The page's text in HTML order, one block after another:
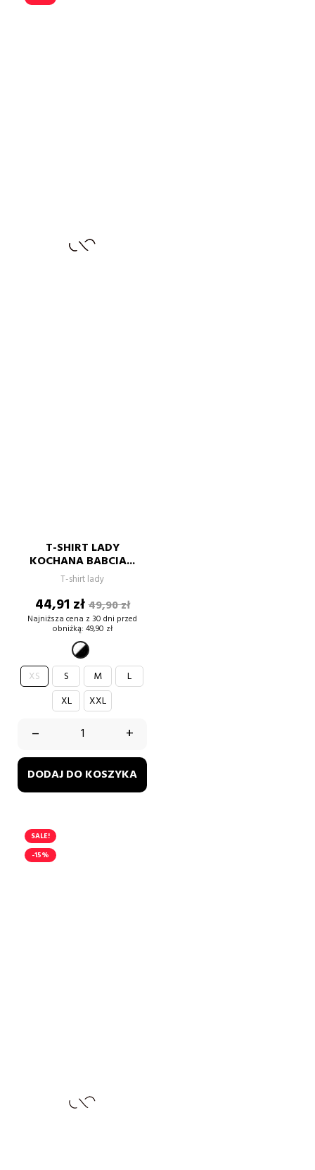
T-SHIRT LADY
KOCHANA BABCIA...
T-shirt lady
Cena
44,91 złCena
podstawowa
49,90 zł
Najniższa cena z 30 dni przed
obniżką: 49,90 zł
biały-
czarny
XS S M
L
XL
XXL
– +
DODAJ DO KOSZYKA
SALE!
-15%